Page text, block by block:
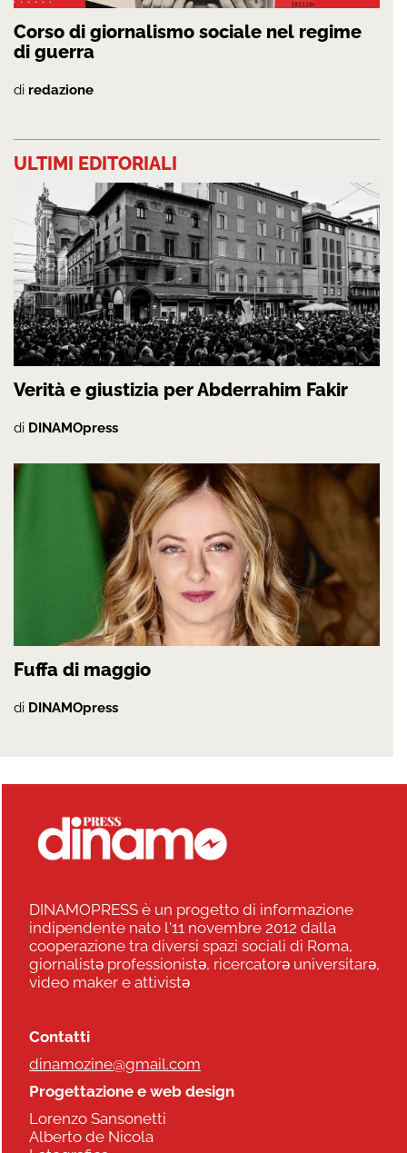
Corso di giornalismo sociale nel regime
di guerra
di redazione
ULTIMI EDITORIALI
Verità e giustizia per Abderrahim Fakir
di DINAMOpress
Fuffa di maggio
di DINAMOpress
DINAMOPRESS è un progetto di informazione
indipendente nato l'11 novembre 2012 dalla
cooperazione tra diversi spazi sociali di Roma,
giornalistə professionistə, ricercatorə universitarə,
video maker e attivistə
Contatti
dinamozine@gmail.com
Progettazione e web design
Lorenzo Sansonetti
Alberto de Nicola